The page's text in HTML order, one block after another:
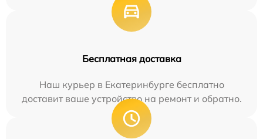
Бесплатная доставка
Наш курьер в Екатеринбурге бесплатно
доставит ваше устройство на ремонт и обратно.